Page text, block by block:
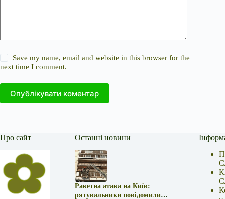
Save my name, email and website in this browser for the
next time I comment.
Опублікувати коментар
Про сайт Останні новини
Ракетна атака на Київ:
рятувальники повідомили